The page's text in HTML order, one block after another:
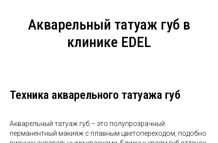
Акварельный татуаж губ в
клинике EDEL
Техника акварельного татуажа губ
Акварельный татуаж губ – это полупрозрачный
перманентный макияж с плавным цветопереходом, подобно